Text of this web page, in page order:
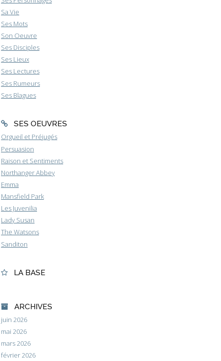
Sa Vie
Ses Mots
Son Oeuvre
Ses Disciples
Ses Lieux
Ses Lectures
Ses Rumeurs
Ses Blagues
SES OEUVRES
Orgueil et Préjugés
Persuasion
Raison et Sentiments
Northanger Abbey
Emma
Mansfield Park
Les Juvenilia
Lady Susan
The Watsons
Sanditon
LA BASE
ARCHIVES
juin 2026
mai 2026
mars 2026
février 2026